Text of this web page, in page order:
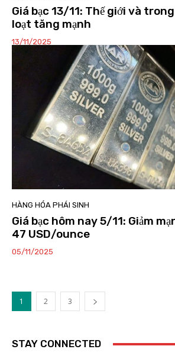
Giá bạc 13/11: Thế giới và
loạt tăng mạnh
13/11/2025
HÀNG HÓA PHÁI SINH
Giá bạc hôm nay 5/11: Giảm
47 USD/ounce
05/11/2025
1 2 3
STAY CONNECTED